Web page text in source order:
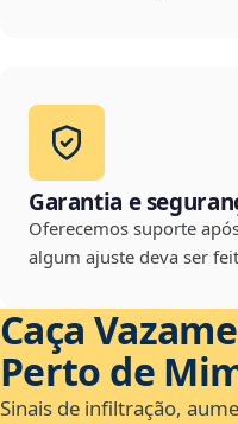
Garantia e
Oferecemos suporte
algum ajuste deva ser
Caça
Perto de
Sinais de infiltração,